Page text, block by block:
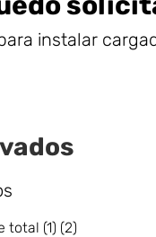
instalar
total (1) (2)